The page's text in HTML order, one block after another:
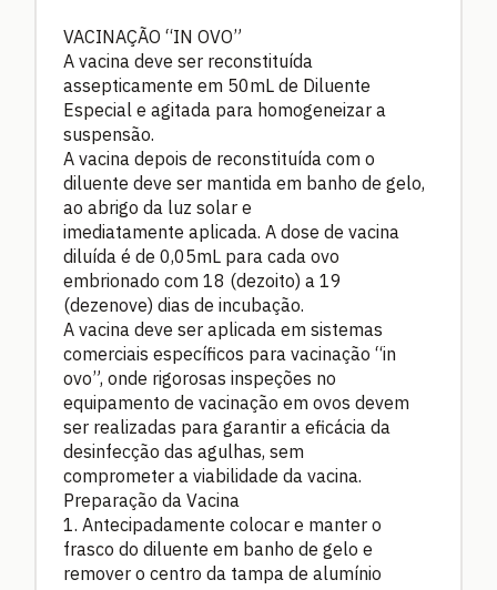
VACINAÇÃO “IN OVO”
A vacina deve ser reconstituída
assepticamente em 50mL de Diluente
Especial e agitada para homogeneizar a
suspensão.
A vacina depois de reconstituída com o
diluente deve ser mantida em banho de gelo,
ao abrigo da luz solar e
imediatamente aplicada. A dose de vacina
diluída é de 0,05mL para cada ovo
embrionado com 18 (dezoito) a 19
(dezenove) dias de incubação.
A vacina deve ser aplicada em sistemas
comerciais específicos para vacinação “in
ovo”, onde rigorosas inspeções no
equipamento de vacinação em ovos devem
ser realizadas para garantir a eficácia da
desinfecção das agulhas, sem
comprometer a viabilidade da vacina.
Preparação da Vacina
1. Antecipadamente colocar e manter o
frasco do diluente em banho de gelo e
remover o centro da tampa de alumínio